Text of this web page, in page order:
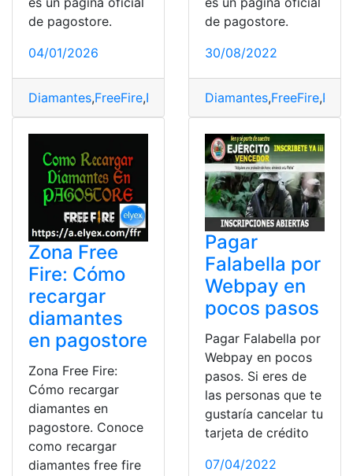
de pagostore.
04/01/2026
Diamantes,FreeFire,Pagos Pagostore,Recargar
de pagostore.
30/08/2022
Diamantes,FreeFire,
Zona Free
Fire: Cómo
recargar
diamantes
en pagostore
Zona Free Fire:
Cómo recargar
diamantes en
pagostore. Conoce
como recargar
diamantes free fire
Pagar
Falabella por
Webpay en
pocos pasos
Pagar Falabella por
Webpay en pocos
pasos. Si eres de
las personas que te
gustaría cancelar tu
tarjeta de crédito
07/04/2022